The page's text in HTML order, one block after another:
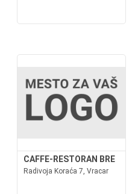
CAFFE-RESTORAN BRE
Radivoja Koraća 7, Vracar